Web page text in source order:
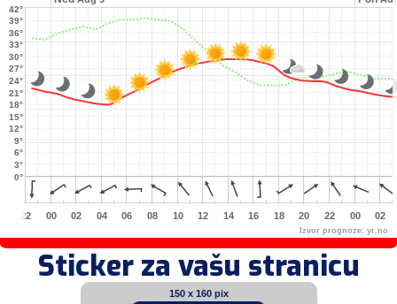
Izvor prognoze: yr.no
0°
12°
24°
36°
3°
6°
9°
15°
18°
21°
27°
30°
33°
39°
42°
22 00 02 04 06 08 10 12 14 16 18 20 22 00 02
Sticker za vašu stranicu
150 x 160 pix